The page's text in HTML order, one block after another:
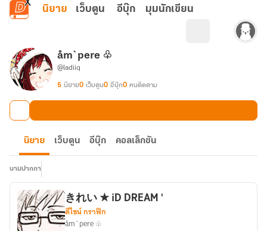
ข้ามไปยังเนื้อหาหลัก
นิยาย เว็บตูน อีบุ๊ก มุมนักเขียน
åm`pere ♧
@ladiiq
5 นิยาย0 เว็บตูน0 อีบุ๊ก0 คนติดตาม
นิยาย เว็บตูน อีบุ๊ก คอลเล็กชัน
นามปากกา
きれい ★ iD DREAM '
ดีไซน์ กราฟิก
åm`pere ♧